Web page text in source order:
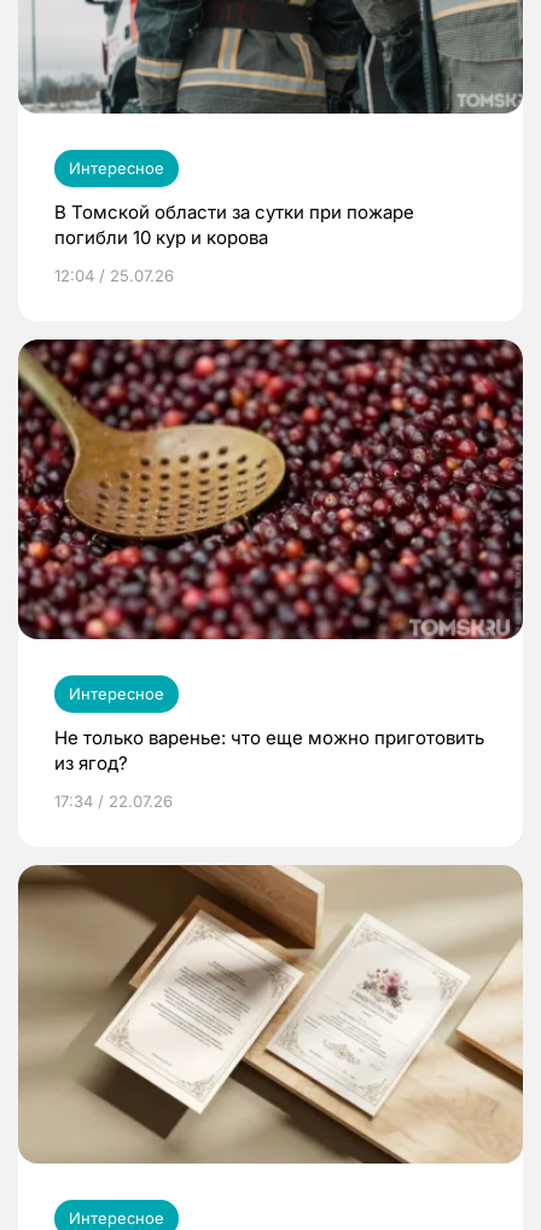
Интересное
В Томской области за сутки при пожаре
погибли 10 кур и корова
12:04 / 25.07.26
Интересное
Не только варенье: что еще можно приготовить
из ягод?
17:34 / 22.07.26
Интересное